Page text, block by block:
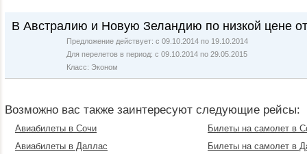
В Австралию и Новую Зеландию по низкой цене
Предложение действует: с 09.10.2014 по 19.10.2014
Для перелетов в период: с 09.10.2014 по 29.05.2015
Класс: Эконом
Возможно вас также заинтересуют следующие рейсы:
Авиабилеты в Сочи
Авиабилеты в Даллас
Билеты на самолет в
Билеты на самолет в